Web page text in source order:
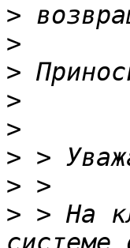
>
>
>
>
>
>
>
> > На